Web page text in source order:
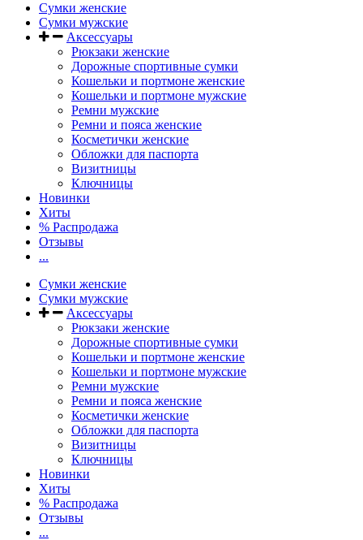
Сумки женские
Сумки мужские
Аксессуары
Рюкзаки женские
Дорожные спортивные сумки
Кошельки и портмоне женские
Кошельки и портмоне мужские
Ремни мужские
Ремни и пояса женские
Косметички женские
Обложки для паспорта
Визитницы
Ключницы
Новинки
Хиты
% Распродажа
Отзывы
...
Сумки женские
Сумки мужские
Аксессуары
Рюкзаки женские
Дорожные спортивные сумки
Кошельки и портмоне женские
Кошельки и портмоне мужские
Ремни мужские
Ремни и пояса женские
Косметички женские
Обложки для паспорта
Визитницы
Ключницы
Новинки
Хиты
% Распродажа
Отзывы
...